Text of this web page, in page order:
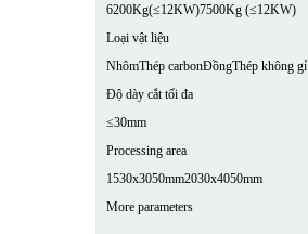
6200Kg(≤12KW)7500Kg (≤12KW)
Loại vật liệu
NhômThép carbonĐồngThép không gỉ
Độ dày cắt tối đa
≤30mm
Processing area
1530x3050mm2030x4050mm
More parameters